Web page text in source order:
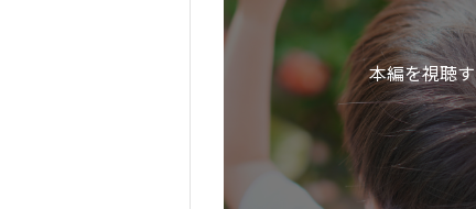
本編を視聴